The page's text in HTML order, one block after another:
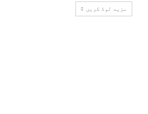
مزید لوڈ کریں